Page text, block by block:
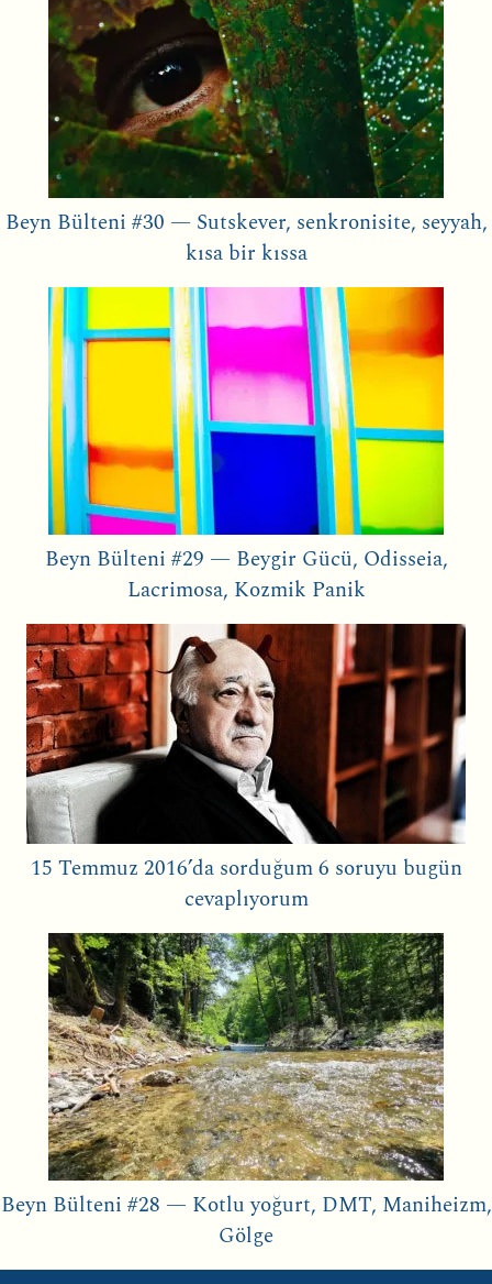
Beyn Bülteni #30 — Sutskever, senkronisite, seyyah,
kısa bir kıssa
Beyn Bülteni #29 — Beygir Gücü, Odisseia,
Lacrimosa, Kozmik Panik
15 Temmuz 2016’da sorduğum 6 soruyu bugün
cevaplıyorum
Beyn Bülteni #28 — Kotlu yoğurt, DMT, Maniheizm,
Gölge